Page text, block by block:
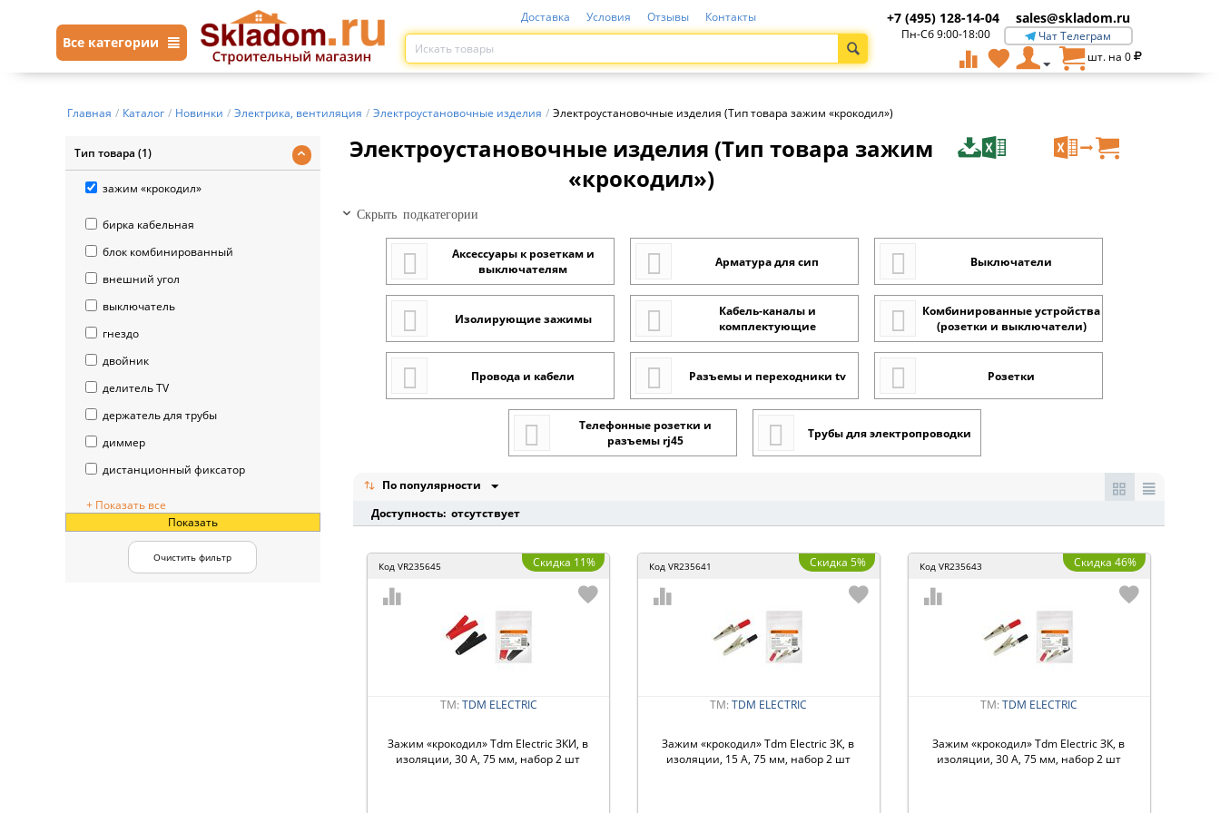
Все категории
Доставка Условия Отзывы Контакты +7 (495) 128-14-04 sales@skladom.ru
Пн-Сб 9:00-18:00
Чат Телеграм
шт. на 0
Главная / Каталог / Новинки / Электрика, вентиляция / Электроустановочные изделия / Электроустановочные изделия (Тип товара зажим «крокодил»)
Тип товара (1)
зажим «крокодил»
бирка кабельная
блок комбинированный
внешний угол
выключатель
гнездо
двойник
делитель TV
держатель для трубы
диммер
дистанционный фиксатор
+ Показать все
Показать
Очистить фильтр
Электроустановочные изделия (Тип товара зажим
«крокодил»)
Скрыть подкатегории
Аксессуары к розеткам и
выключателям
Арматура для сип Выключатели
Изолирующие зажимы
Кабель-каналы и
комплектующие
Комбинированные устройства
(розетки и выключатели)
Провода и кабели Разъемы и переходники tv Розетки
Телефонные розетки и
разъемы rj45
Трубы для электропроводки
По популярности
Доступность: отсутствует
Код VR235645 Скидка 11%
ТМ: TDM ЕLECTRIC
Зажим «крокодил» Tdm Electric ЗКИ, в
изоляции, 30 А, 75 мм, набор 2 шт
Код VR235641 Скидка 5%
ТМ:TDM ЕLECTRIC
Зажим «крокодил» Tdm Electric ЗК, в
изоляции, 15 А, 75 мм, набор 2 шт
Код VR235643 Скидка 46%
ТМ:TDM ЕLECTRIC
Зажим «крокодил» Tdm Electric ЗК, в
изоляции, 30 А, 75 мм, набор 2 шт